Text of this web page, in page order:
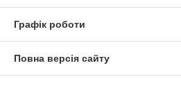
Графік роботи
Повна версія сайту